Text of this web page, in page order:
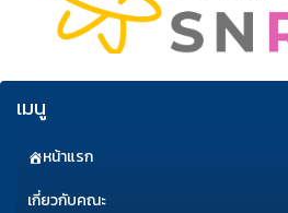
เมนู
หน้าแรก
เกี่ยวกับคณะ